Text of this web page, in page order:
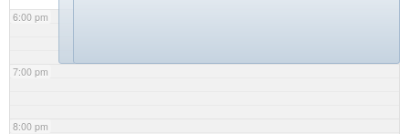
6:00 pm
7:00 pm
8:00 pm